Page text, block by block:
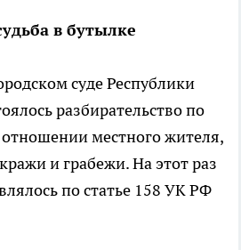
в бутылке
суде Республики
разбирательство по
местного жителя,
и грабежи. На этот раз
по статье 158 УК РФ